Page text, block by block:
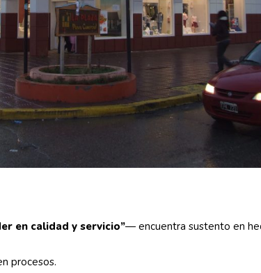
en calidad y servicio”— encuentra sustento en
procesos.